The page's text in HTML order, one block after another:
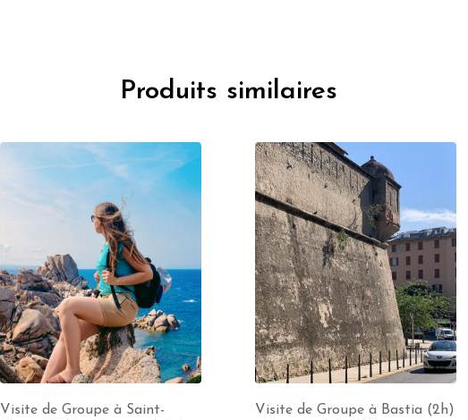
Produits similaires
Visite de Groupe à Saint-
Visite de Groupe à Bastia (2h)